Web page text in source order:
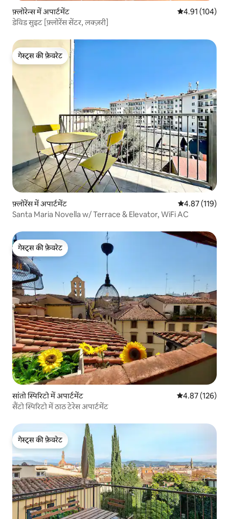
फ़्लोरेन्स में अपार्टमेंट औसत रेटिंग 5 में से
4.91 (104)
डेविड सुइट [फ़्लोरेंस सेंटर, लक्ज़री]
गेस्ट्स की फ़ेवरेट
गेस्ट्स की फ़ेवरेट
फ़्लोरेंस में अपार्टमेंट औसत रेटिंग 5 में से
4.87 (119)
Santa Maria Novella w/ Terrace & Elevator, WiFi AC
गेस्ट्स की फ़ेवरेट
गेस्ट्स की फ़ेवरेट
सांतो स्पिरिटो में अपार्टमेंट औसत रेटिंग 5 में से
4.87 (126)
सैंटो स्पिरिटो में ठाठ टेरेस अपार्टमेंट
गेस्ट्स की फ़ेवरेट
गेस्ट्स की फ़ेवरेट